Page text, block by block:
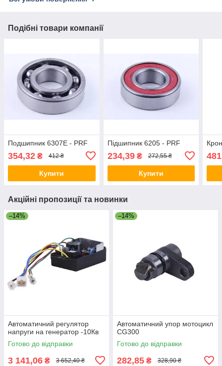
Подібні товари компанії
Подшипник 6307E - PRF
354,32 ₴ 412 ₴
Купити
Підшипник 6205 - PRF
234,39₴ 272,55 ₴
Купити
Акційні пропозиції та новинки
–14%
Автоматичний регулятор
напруги на генератор -10Кв
Готово до відправки
3 141,06 ₴ 3 652,40 ₴
–14%
Автоматичний упор мотоцикл
CG300
Готово до відправки
282,85 ₴ 328,90 ₴